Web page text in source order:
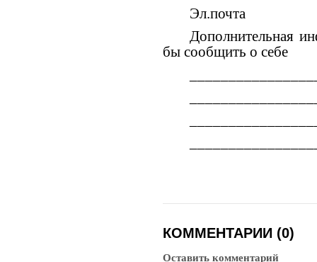
Эл.почта
Дополнительная
бы сообщить о себе
КОММЕНТАРИИ (0)
Оставить комментарий